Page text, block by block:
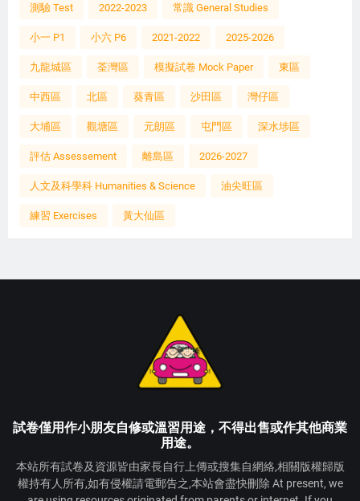
測驗 Test 2022-2023 常識 General Studies
小一 P1 小六 P6 2021-2022 2025-2026
九龍城區 荃灣區 模擬試卷 Mock Paper 東區
中西區 北區 葵青區 沙田區 灣仔區
大埔區 觀塘區 元朗區 屯門區 深水埗區
評估 Assessement 離島區 2026-2027
人文及科學科 Humanities & Science 油尖旺區
練習 Exercises 黃大仙區
試卷僅用作小朋友自修或溫習用途，不得出售或作其他商業
用途。
本站所有試卷及資源皆由家長自行上傳或搜集自網絡,相關版權歸版
權持有人所有,如有侵權請電郵告之,本站會盡快刪除 At present, we